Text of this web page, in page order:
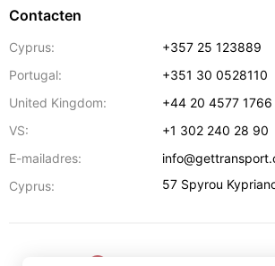
Contacten
Cyprus:
+357 25 123889
Portugal:
+351 30 0528110
United Kingdom:
+44 20 4577 1766
VS:
+1 302 240 28 90
E-mailadres:
Cyprus:
57 Spyrou